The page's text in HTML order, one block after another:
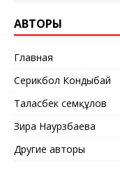
АВТОРЫ
Главная
Серикбол Кондыбай
Таласбек Әсемқұлов
Зира Наурзбаева
Другие авторы